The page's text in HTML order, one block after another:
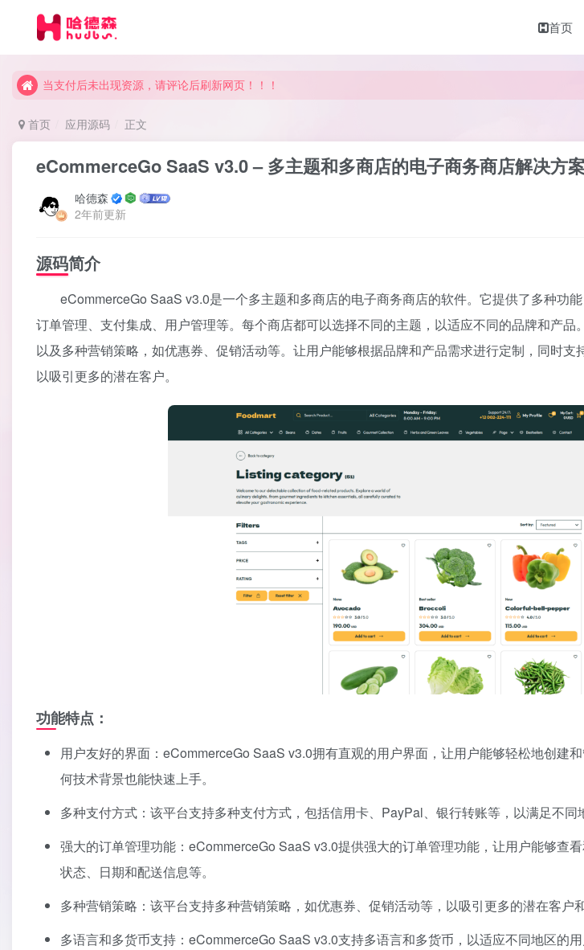
首页
当支付后未出现资源，请评论后刷新网页！！！
当支付后未出现资源，请评论后刷新网页！！！
当支付后未出现资源，请评论后刷新网页！！！
首页 应用源码 正文
eCommerceGo SaaS v3.0 – 多主题和多商店的电子商务商店解决方
哈德森
2年前更新
源码简介
eCommerceGo SaaS v3.0是一个多主题和多商店的电子商务商店的软件。它提供了多种功能
订单管理、支付集成、用户管理等。每个商店都可以选择不同的主题，以适应不同的品牌和产品
以及多种营销策略，如优惠券、促销活动等。让用户能够根据品牌和产品需求进行定制，同时支
以吸引更多的潜在客户。
功能特点：
用户友好的界面：eCommerceGo SaaS v3.0拥有直观的用户界面，让用户能够轻松地创建
何技术背景也能快速上手。
多种支付方式：该平台支持多种支付方式，包括信用卡、PayPal、银行转账等，以满足不同
强大的订单管理功能：eCommerceGo SaaS v3.0提供强大的订单管理功能，让用户能够查
状态、日期和配送信息等。
多种营销策略：该平台支持多种营销策略，如优惠券、促销活动等，以吸引更多的潜在客户
多语言和多货币支持：eCommerceGo SaaS v3.0支持多语言和多货币，以适应不同地区的